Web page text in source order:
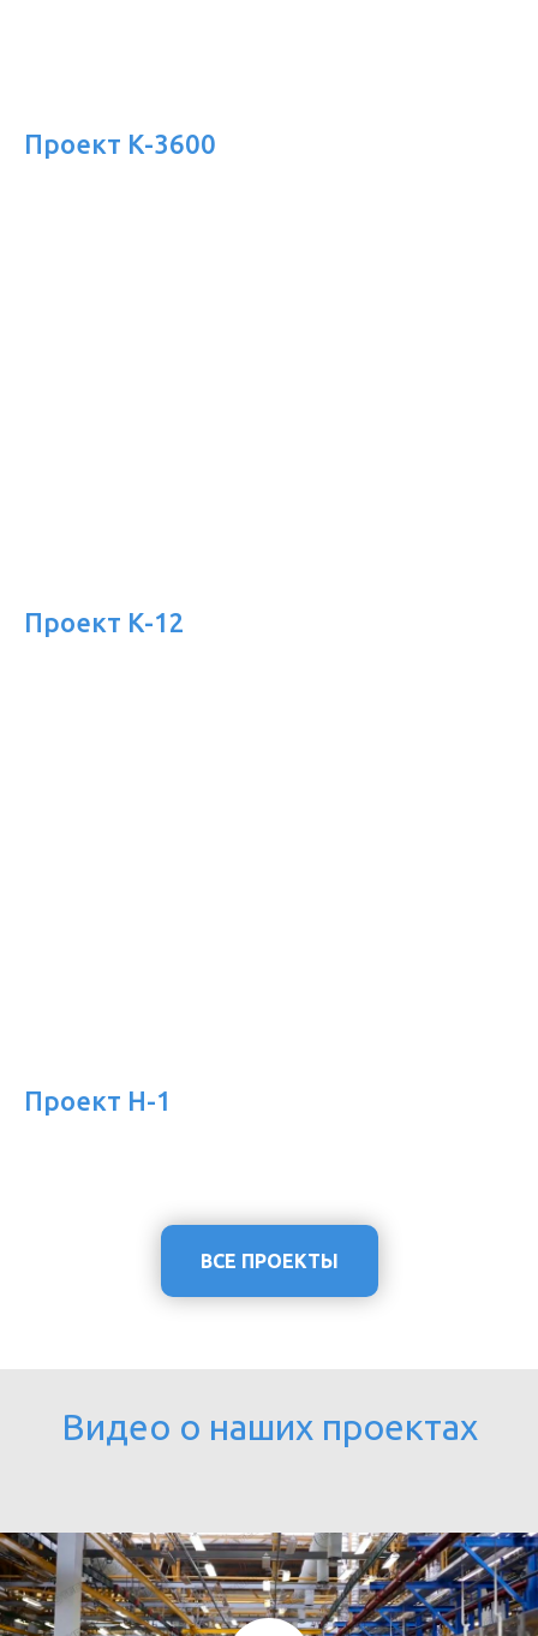
Проект К-3600
Проект К-12
Проект Н-1
ВСЕ ПРОЕКТЫ
Видео о наших проектах